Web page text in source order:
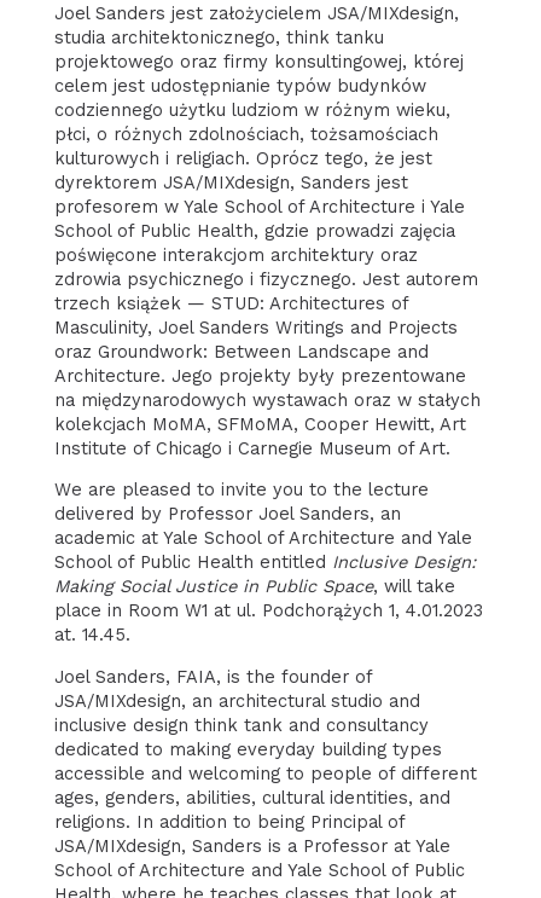
Joel Sanders jest założycielem JSA/MIXdesign,
studia architektonicznego, think tanku
projektowego oraz firmy konsultingowej, której
celem jest udostępnianie typów budynków
codziennego użytku ludziom w różnym wieku,
płci, o różnych zdolnościach, tożsamościach
kulturowych i religiach. Oprócz tego, że jest
dyrektorem JSA/MIXdesign, Sanders jest
profesorem w Yale School of Architecture i Yale
School of Public Health, gdzie prowadzi zajęcia
poświęcone interakcjom architektury oraz
zdrowia psychicznego i fizycznego. Jest autorem
trzech książek — STUD: Architectures of
Masculinity, Joel Sanders Writings and Projects
oraz Groundwork: Between Landscape and
Architecture. Jego projekty były prezentowane
na międzynarodowych wystawach oraz w stałych
kolekcjach MoMA, SFMoMA, Cooper Hewitt, Art
Institute of Chicago i Carnegie Museum of Art.
We are pleased to invite you to the lecture
delivered by Professor Joel Sanders, an
academic at Yale School of Architecture and Yale
School of Public Health entitled Inclusive Design:
Making Social Justice in Public Space, will take
place in Room W1 at ul. Podchorążych 1, 4.01.2023
at. 14.45.
Joel Sanders, FAIA, is the founder of
JSA/MIXdesign, an architectural studio and
inclusive design think tank and consultancy
dedicated to making everyday building types
accessible and welcoming to people of different
ages, genders, abilities, cultural identities, and
religions. In addition to being Principal of
JSA/MIXdesign, Sanders is a Professor at Yale
School of Architecture and Yale School of Public